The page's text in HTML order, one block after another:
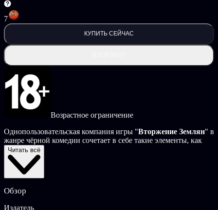
7
КУПИТЬ СЕЙЧАС
Возрастное ограничение
Однопользовательская компания игры "Вторжение Землян" в
жанре чёрной комедии сочетает в себе такие элементы, как
пошаговые сражения и стелс. Вы, игрок, управляете местной
расой инопланетян, защищающих свой дом от вторгшихся
людишек.
корпорация, одержима добычей энергии по всей изведанной
Читать всё
Обзор
Издатель